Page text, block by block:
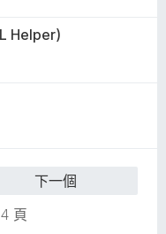
Helper)
下一個
頁